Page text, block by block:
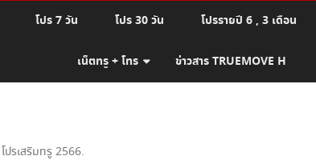
Skip
โปร 7 วัน โปร 30 วัน โปรรายปี 6 , 3 เดือน
เน็ตทรู + โทร ข่าวสาร TRUEMOVE H
ปรเสริมทรู 2566.